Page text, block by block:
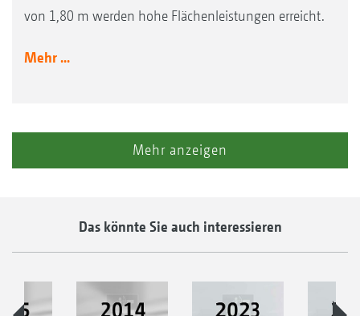
von 1,80 m werden hohe Flächenleistungen erreicht.
Mehr ...
Mehr anzeigen
Das könnte Sie auch interessieren